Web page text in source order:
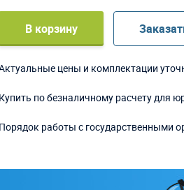
В корзину
цены и комплектации
Купить по безналичному расчету для
Порядок работы с государственными